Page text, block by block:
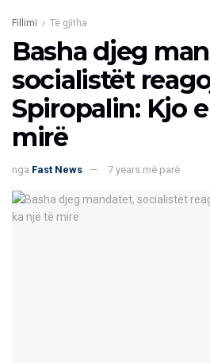
Fillimi Të gjitha
Basha djeg
socialistët
Spiropalin: Kjo
mirë
nga Fast News 7 years më parë